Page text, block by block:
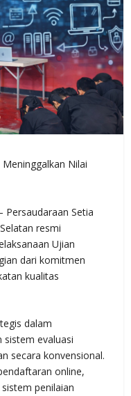
Nilai
Persaudaraan Setia
resmi
Ujian
dari komitmen
kualitas
dalam
sistem evaluasi
secara konvensional.
online,
penilaian